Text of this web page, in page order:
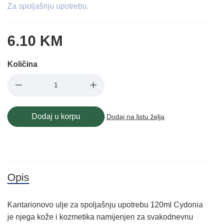
Za spoljašnju upotrebu.
6.10 KM
Količina
Dodaj u korpu Dodaj na listu želja
Opis
Kantarionovo ulje za spoljašnju upotrebu 120ml Cydonia
je njega kože i kozmetika namijenjen za svakodnevnu